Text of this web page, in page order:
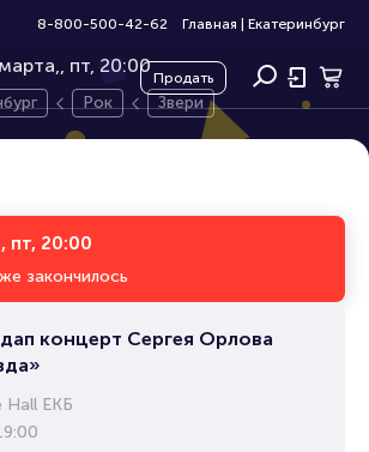
8-800-500-42-62 Главная Екатеринбург
Продать
пт, 20:00
Рок Звери
пт, 20:00
закончилось
концерт Сергея Орлова
Hall ЕКБ